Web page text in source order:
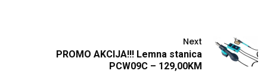
Next
PROMO AKCIJA!!! Lemna stanica
PCW09C – 129,00KM